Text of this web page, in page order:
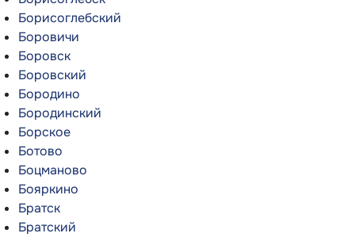
Борисоглебский
Боровичи
Боровск
Боровский
Бородино
Бородинский
Борское
Ботово
Боцманово
Бояркино
Братск
Братский